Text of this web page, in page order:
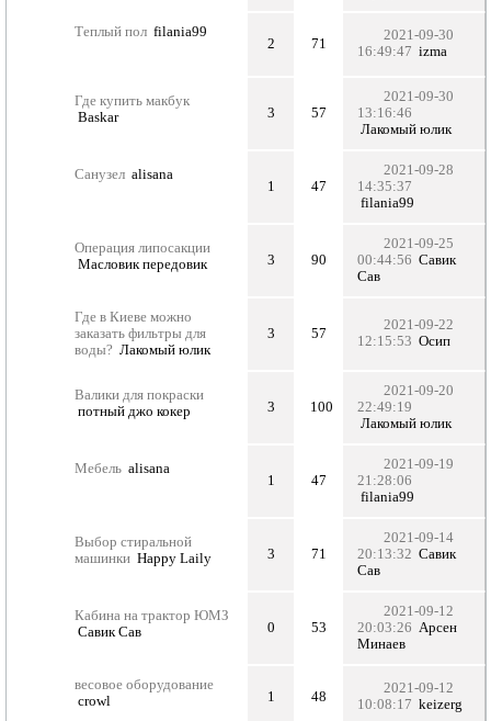
Теплый пол filania99
2 71
2021-09-30
16:49:47 izma
Где купить макбук
Baskar
3 57
2021-09-30
13:16:46
Лакомый юлик
Санузел alisana
1 47
2021-09-28
14:35:37
filania99
Операция липосакции
Масловик передовик
3 90
2021-09-25
00:44:56 Савик
Сав
Где в Киеве можно
заказать фильтры для
воды? Лакомый юлик
3 57
2021-09-22
12:15:53 Осип
Валики для покраски
потный джо кокер
3 100
2021-09-20
22:49:19
Лакомый юлик
Мебель alisana
1 47
2021-09-19
21:28:06
filania99
Выбор стиральной
машинки Happy Laily 3 71
2021-09-14
20:13:32 Савик
Сав
Кабина на трактор ЮМЗ
Савик Сав
0 53
2021-09-12
20:03:26 Арсен
Минаев
весовое оборудование
crowl
1 48
2021-09-12
10:08:17 keizerg